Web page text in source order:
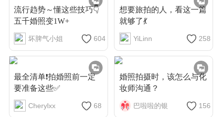
流行趋势～懂这些技巧👇
五千婚照变1W+
坏脾气小姐 604
最全清单❗拍婚照前一定
要准备这些✅
Cherylxx 68
想要旅拍的人，看这一篇
就够了💃
YiLinn 258
婚照拍摄时，该怎么与化
妆师沟通？
巴啦啦的银 156